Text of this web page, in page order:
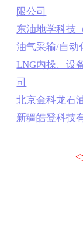
限公司
东油地学科技
油气采输/自动
LNG内操、设
司
北京金科龙石
新疆皓登科技